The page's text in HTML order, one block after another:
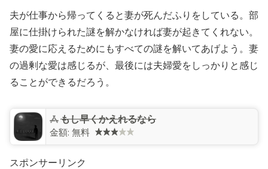
夫が仕事から帰ってくると妻が死んだふりをしている。部
屋に仕掛けられた謎を解かなければ妻が起きてくれない。
妻の愛に応えるためにもすべての謎を解いてあげよう。妻
の過剰な愛は感じるが、最後には夫婦愛をしっかりと感じ
ることができるだろう。
もし早くかえれるなら
金額: 無料
スポンサーリンク